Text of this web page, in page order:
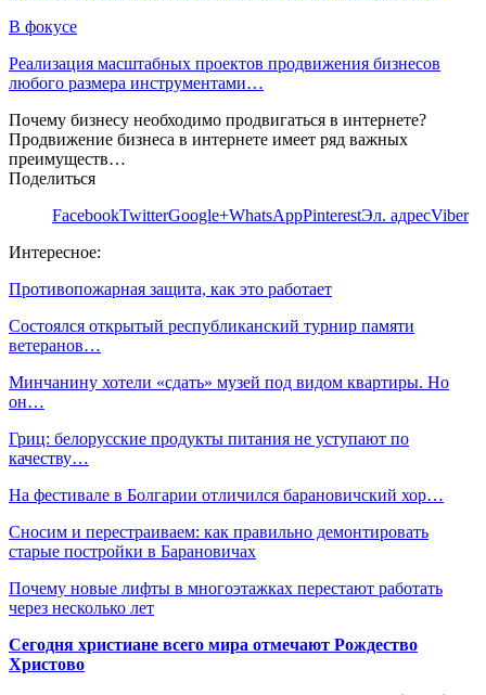
В фокусе
Реализация масштабных проектов продвижения бизнесов
любого размера инструментами…
Почему бизнесу необходимо продвигаться в интернете?
Продвижение бизнеса в интернете имеет ряд важных
преимуществ…
Поделиться
FacebookTwitterGoogle+WhatsAppPinterestЭл. адресViber
Интересное:
Противопожарная защита, как это работает
Состоялся открытый республиканский турнир памяти
ветеранов…
Минчанину хотели «сдать» музей под видом квартиры. Но
он…
Гриц: белорусские продукты питания не уступают по
качеству…
На фестивале в Болгарии отличился барановичский хор…
Сносим и перестраиваем: как правильно демонтировать
старые постройки в Барановичах
Почему новые лифты в многоэтажках перестают работать
через несколько лет
Сегодня христиане всего мира отмечают Рождество
Христово